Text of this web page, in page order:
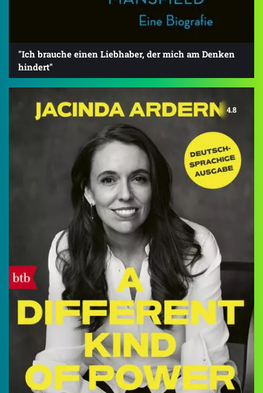
"Ich brauche einen Liebhaber, der mich am Denken
hindert"
4.8